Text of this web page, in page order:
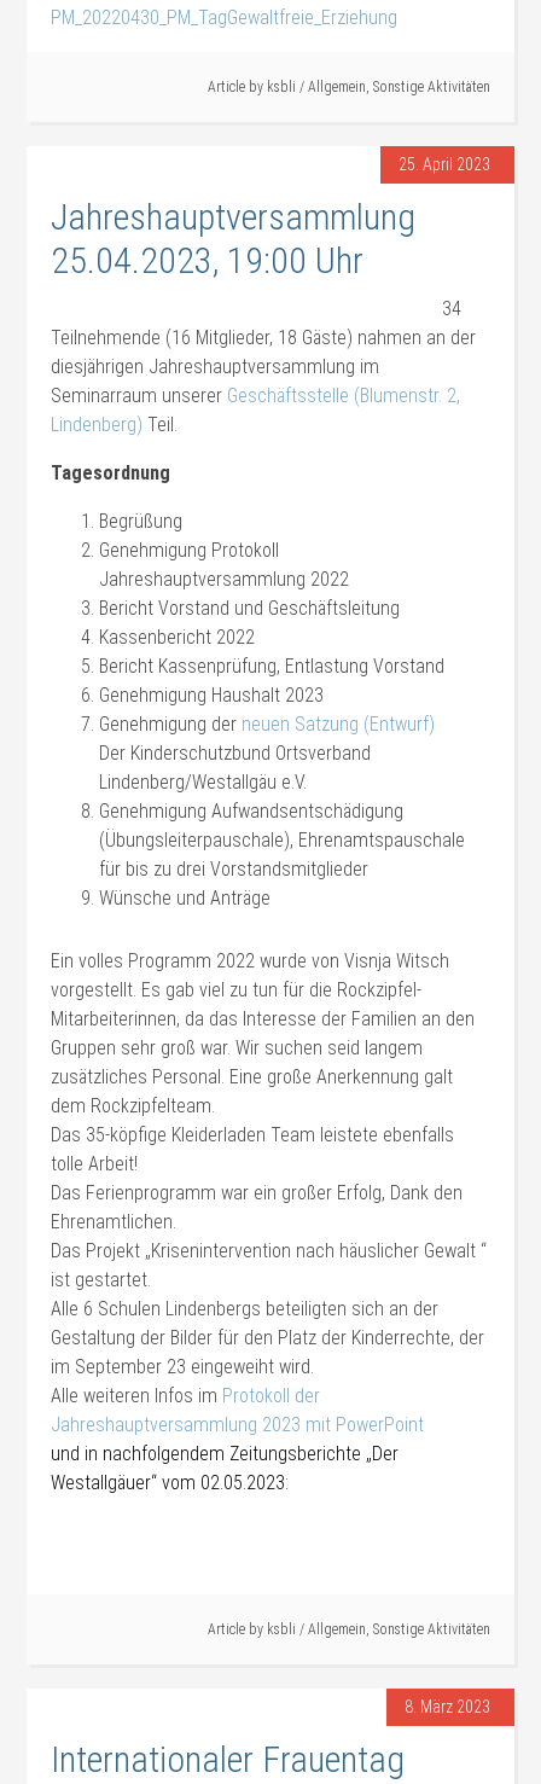
PM_20220430_PM_TagGewaltfreie_Erziehung
Article by ksbli / Allgemein, Sonstige Aktivitäten
25. April 2023
Jahreshauptversammlung
25.04.2023, 19:00 Uhr
34
Teilnehmende (16 Mitglieder, 18 Gäste) nahmen an der
diesjährigen Jahreshauptversammlung im
Seminarraum unserer Geschäftsstelle (Blumenstr. 2,
Lindenberg) Teil.
Tagesordnung
Begrüßung
Genehmigung Protokoll
Jahreshauptversammlung 2022
Bericht Vorstand und Geschäftsleitung
Kassenbericht 2022
Bericht Kassenprüfung, Entlastung Vorstand
Genehmigung Haushalt 2023
Genehmigung der neuen Satzung (Entwurf)
Der Kinderschutzbund Ortsverband
Lindenberg/Westallgäu e.V.
Genehmigung Aufwandsentschädigung
(Übungsleiterpauschale), Ehrenamtspauschale
für bis zu drei Vorstandsmitglieder
Wünsche und Anträge
Ein volles Programm 2022 wurde von Visnja Witsch
vorgestellt. Es gab viel zu tun für die Rockzipfel-
Mitarbeiterinnen, da das Interesse der Familien an den
Gruppen sehr groß war. Wir suchen seid langem
zusätzliches Personal. Eine große Anerkennung galt
dem Rockzipfelteam.
Das 35-köpfige Kleiderladen Team leistete ebenfalls
tolle Arbeit!
Das Ferienprogramm war ein großer Erfolg, Dank den
Ehrenamtlichen.
Das Projekt „Krisenintervention nach häuslicher Gewalt “
ist gestartet.
Alle 6 Schulen Lindenbergs beteiligten sich an der
Gestaltung der Bilder für den Platz der Kinderrechte, der
im September 23 eingeweiht wird.
Alle weiteren Infos im Protokoll der
Jahreshauptversammlung 2023 mit PowerPoint
und in nachfolgendem Zeitungsberichte „Der
Westallgäuer“ vom 02.05.2023:
Article by ksbli / Allgemein, Sonstige Aktivitäten
8. März 2023
Internationaler Frauentag